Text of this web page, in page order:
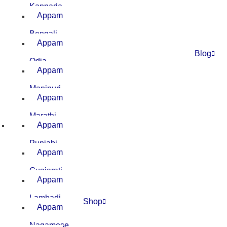
Kannada
Appam
Bengali
Appam
Odia
Appam
Manipuri
Appam
Marathi
Appam
Punjabi
Appam
Guajarati
Appam
Lambadi
Appam
Nagamese
Shop
Blog